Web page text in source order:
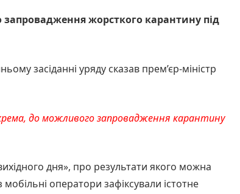
запровадження жорсткого карантину під
засіданні уряду сказав прем’єр-міністр
до можливого запровадження карантину
дня», про результати якого можна
оператори зафіксували істотне